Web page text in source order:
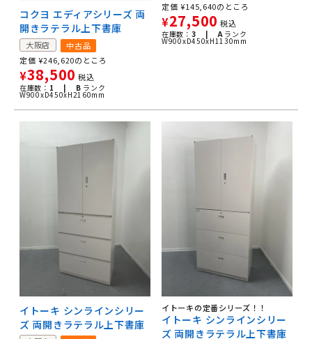
コクヨ エディアシリーズ 両
開きラテラル上下書庫
大阪店
中古品
定価 ¥246,620のところ
¥38,500 税込
在庫数： 1 | B ランク
W900xD450xH2160mm
定価 ¥145,640のところ
¥27,500 税込
在庫数： 3 | Aランク
W900xD450xH1130mm
イトーキ シンラインシリー
ズ 両開きラテラル上下書庫
イトーキの定番シリーズ！！
イトーキ シンラインシリー
ズ 両開きラテラル上下書庫